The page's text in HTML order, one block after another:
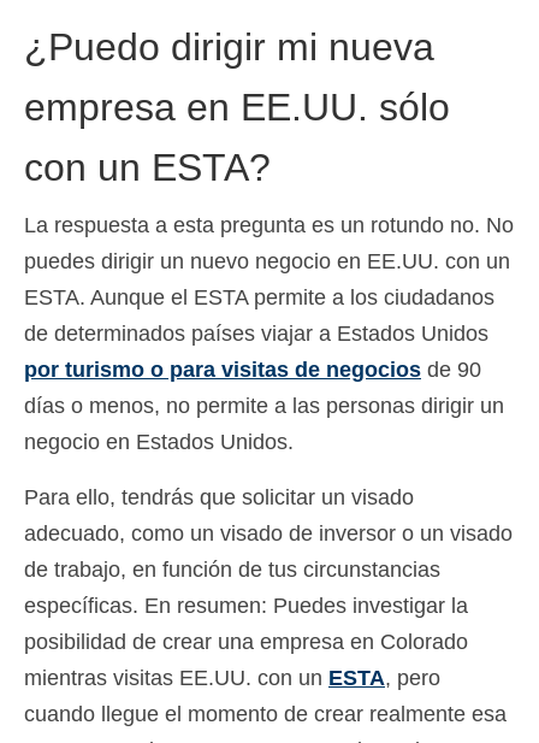
¿Puedo dirigir mi nueva
empresa en EE.UU. sólo
con un ESTA?
La respuesta a esta pregunta es un rotundo no. No
puedes dirigir un nuevo negocio en EE.UU. con un
ESTA. Aunque el ESTA permite a los ciudadanos
de determinados países viajar a Estados Unidos
por turismo o para visitas de negocios de 90
días o menos, no permite a las personas dirigir un
negocio en Estados Unidos.
Para ello, tendrás que solicitar un visado
adecuado, como un visado de inversor o un visado
de trabajo, en función de tus circunstancias
específicas. En resumen: Puedes investigar la
posibilidad de crear una empresa en Colorado
mientras visitas EE.UU. con un ESTA, pero
cuando llegue el momento de crear realmente esa